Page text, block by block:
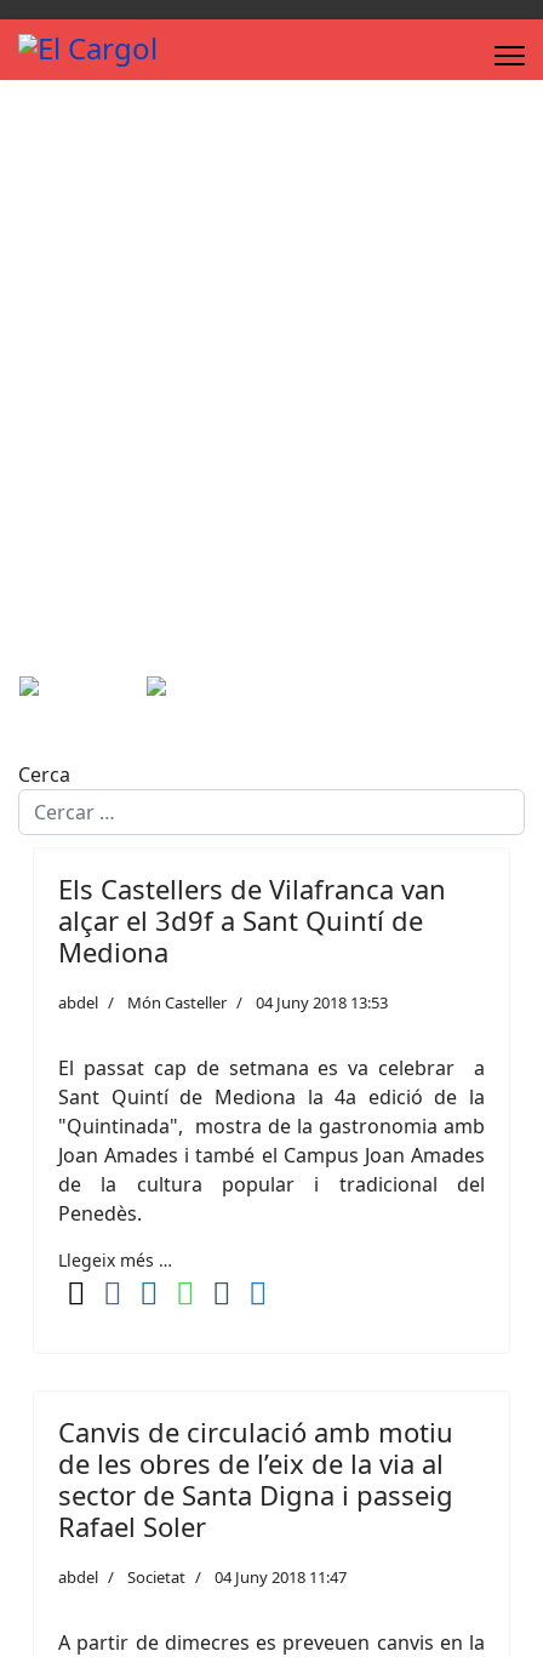
Cerca
Els Castellers de Vilafranca van
alçar el 3d9f a Sant Quintí de
Mediona
abdel Món Casteller 04 Juny 2018 13:53
El passat cap de setmana es va celebrar a
Sant Quintí de Mediona la 4a edició de la
"Quintinada", mostra de la gastronomia amb
Joan Amades i també el Campus Joan Amades
de la cultura popular i tradicional del
Penedès.
Llegeix més …
Canvis de circulació amb motiu
de les obres de l’eix de la via al
sector de Santa Digna i passeig
Rafael Soler
abdel Societat 04 Juny 2018 11:47
A partir de dimecres es preveuen canvis en la